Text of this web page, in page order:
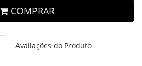
COMPRAR
Avaliações do Produto